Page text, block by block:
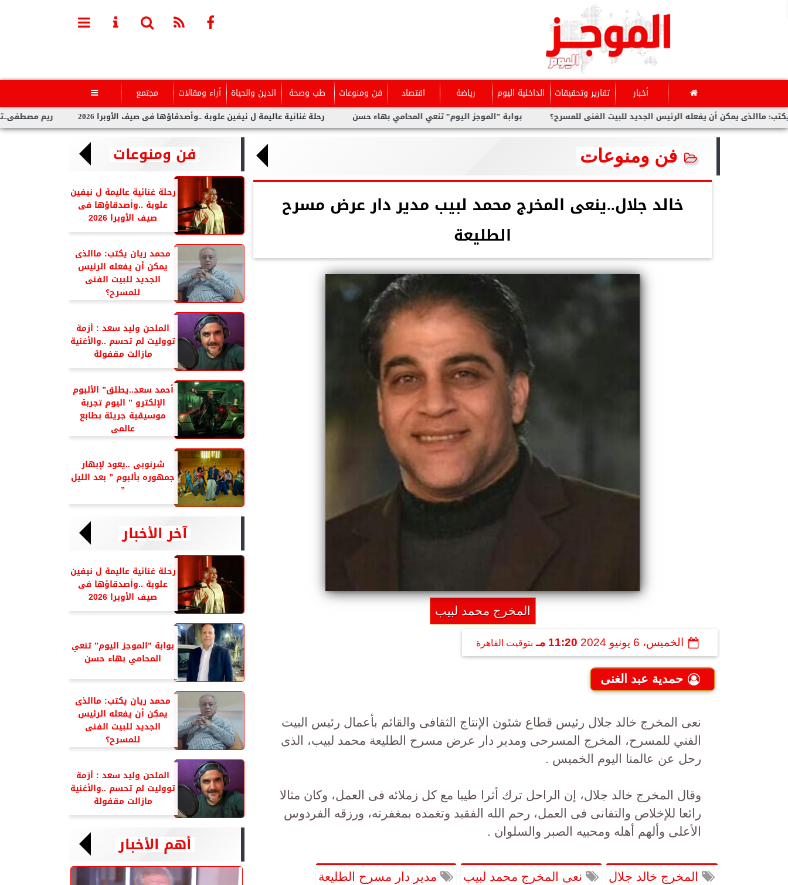
أخبار تقارير وتحقيقات الداخلية اليوم رياضة اقتصاد فن ومنوعات طب وصحة الدين والحياة أراء ومقالات مجتمع 
ريم مصطفى..تخطف رحلة غنائية عاليمة ل نيفين علوبة ..وأصدقاؤها فى صيف الأوبرا 2026 بوابة ”الموجز اليوم” تنعي المحامي بهاء حسن يمكن أن يفعله الرئيس الجديد للبيت الفنى للمسرح؟
فن ومنوعات
خالد جلال..ينعى المخرج محمد لبيب مدير دار عرض مسرح
الطليعة
المخرج محمد لبيب
الخميس، 6 يونيو 2024 11:20 مـ بتوقيت القاهرة
حمدية عبد الغنى
نعى المخرج خالد جلال رئيس قطاع شئون الإنتاج الثقافى والقائم بأعمال رئيس البيت
الفني للمسرح، المخرج المسرحى ومدير دار عرض مسرح الطليعة محمد لبيب، الذى
رحل عن عالمنا اليوم الخميس .
وقال المخرج خالد جلال، إن الراحل ترك أثرا طيبا مع كل زملائه فى العمل، وكان مثالا
رائعا للإخلاص والتفانى فى العمل، رحم الله الفقيد وتغمده بمغفرته، ورزقه الفردوس
الأعلى وألهم أهله ومحبيه الصبر والسلوان .
المخرج خالد جلال نعى المخرج محمد لبيب مدير دار مسرح الطليعة
فن ومنوعات
رحلة غنائية عاليمة ل نيفين
علوبة ..وأصدقاؤها فى
صيف الأوبرا 2026
محمد ريان يكتب: ماالذى
يمكن أن يفعله الرئيس
الجديد للبيت الفنى
للمسرح؟
الملحن وليد سعد : أزمة
تووليت لم تحسم ..والأغنية
مازالت مقفولة
أحمد سعد..يطلق” الألبوم
الإلكترو ” اليوم تجربة
موسيقية جريئة بطابع
عالمى
شرنوبى ..يعود لإبهار
جمهوره بألبوم ” بعد الليل
”
آخر الأخبار
رحلة غنائية عاليمة ل نيفين
علوبة ..وأصدقاؤها فى
صيف الأوبرا 2026
بوابة ”الموجز اليوم” تنعي
المحامي بهاء حسن
محمد ريان يكتب: ماالذى
يمكن أن يفعله الرئيس
الجديد للبيت الفنى
للمسرح؟
الملحن وليد سعد : أزمة
تووليت لم تحسم ..والأغنية
مازالت مقفولة
أهم الأخبار